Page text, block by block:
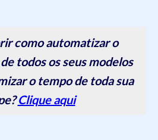
como automatizar o
todos os seus modelos
o tempo de toda sua
Clique aqui